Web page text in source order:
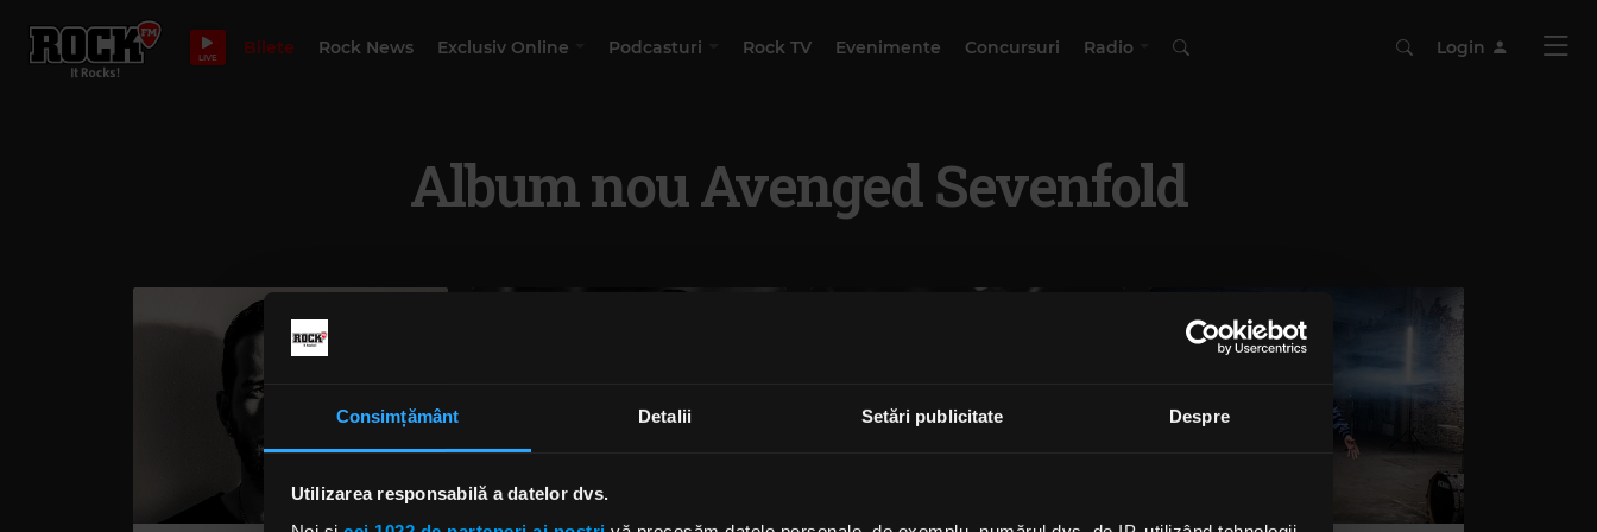
Consimțământ Detalii Setări publicitate Despre
Utilizarea responsabilă a datelor dvs.
LIVE Bilete Rock News Exclusiv Online Podcasturi Rock TV Evenimente Concursuri Radio Login
Album nou Avenged Sevenfold